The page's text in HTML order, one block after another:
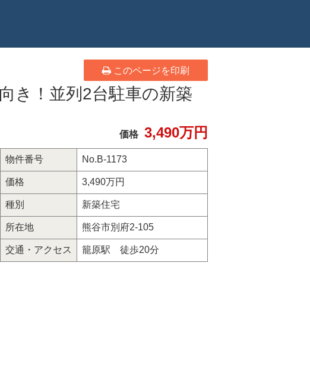
このページを印刷
き！並列2台駐車の新築
価格 3,490万円
物件番号 No.B-1173
価格 3,490万円
種別 新築住宅
所在地 熊谷市別府2-105
交通・アクセス 籠原駅 徒歩20分